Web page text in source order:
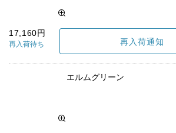
17,160円
再入荷待ち 再入荷通知
エルムグリーン